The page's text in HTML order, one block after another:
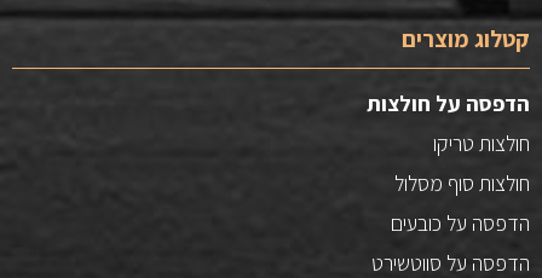
קטלוג מוצרים
הדפסה על חולצות
חולצות טריקו
חולצות סוף מסלול
הדפסה על כובעים
הדפסה על סווטשירט